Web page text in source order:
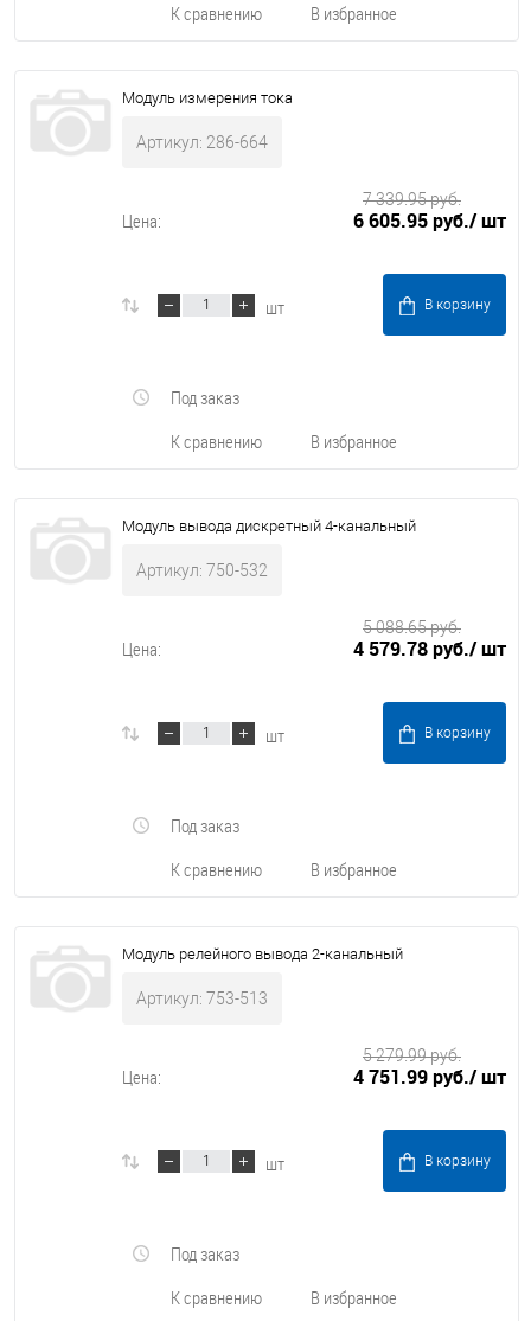
К сравнению В избранное
Модуль измерения тока
Артикул: 286-664
Цена: 6 605.95 руб./ шт
7 339.95 руб.
шт В корзину
К сравнению В избранное
Под заказ
Модуль вывода дискретный 4-канальный
Артикул: 750-532
Цена: 4 579.78 руб./ шт
5 088.65 руб.
шт В корзину
К сравнению В избранное
Под заказ
Модуль релейного вывода 2-канальный
Артикул: 753-513
Цена: 4 751.99 руб./ шт
5 279.99 руб.
шт В корзину
К сравнению В избранное
Под заказ